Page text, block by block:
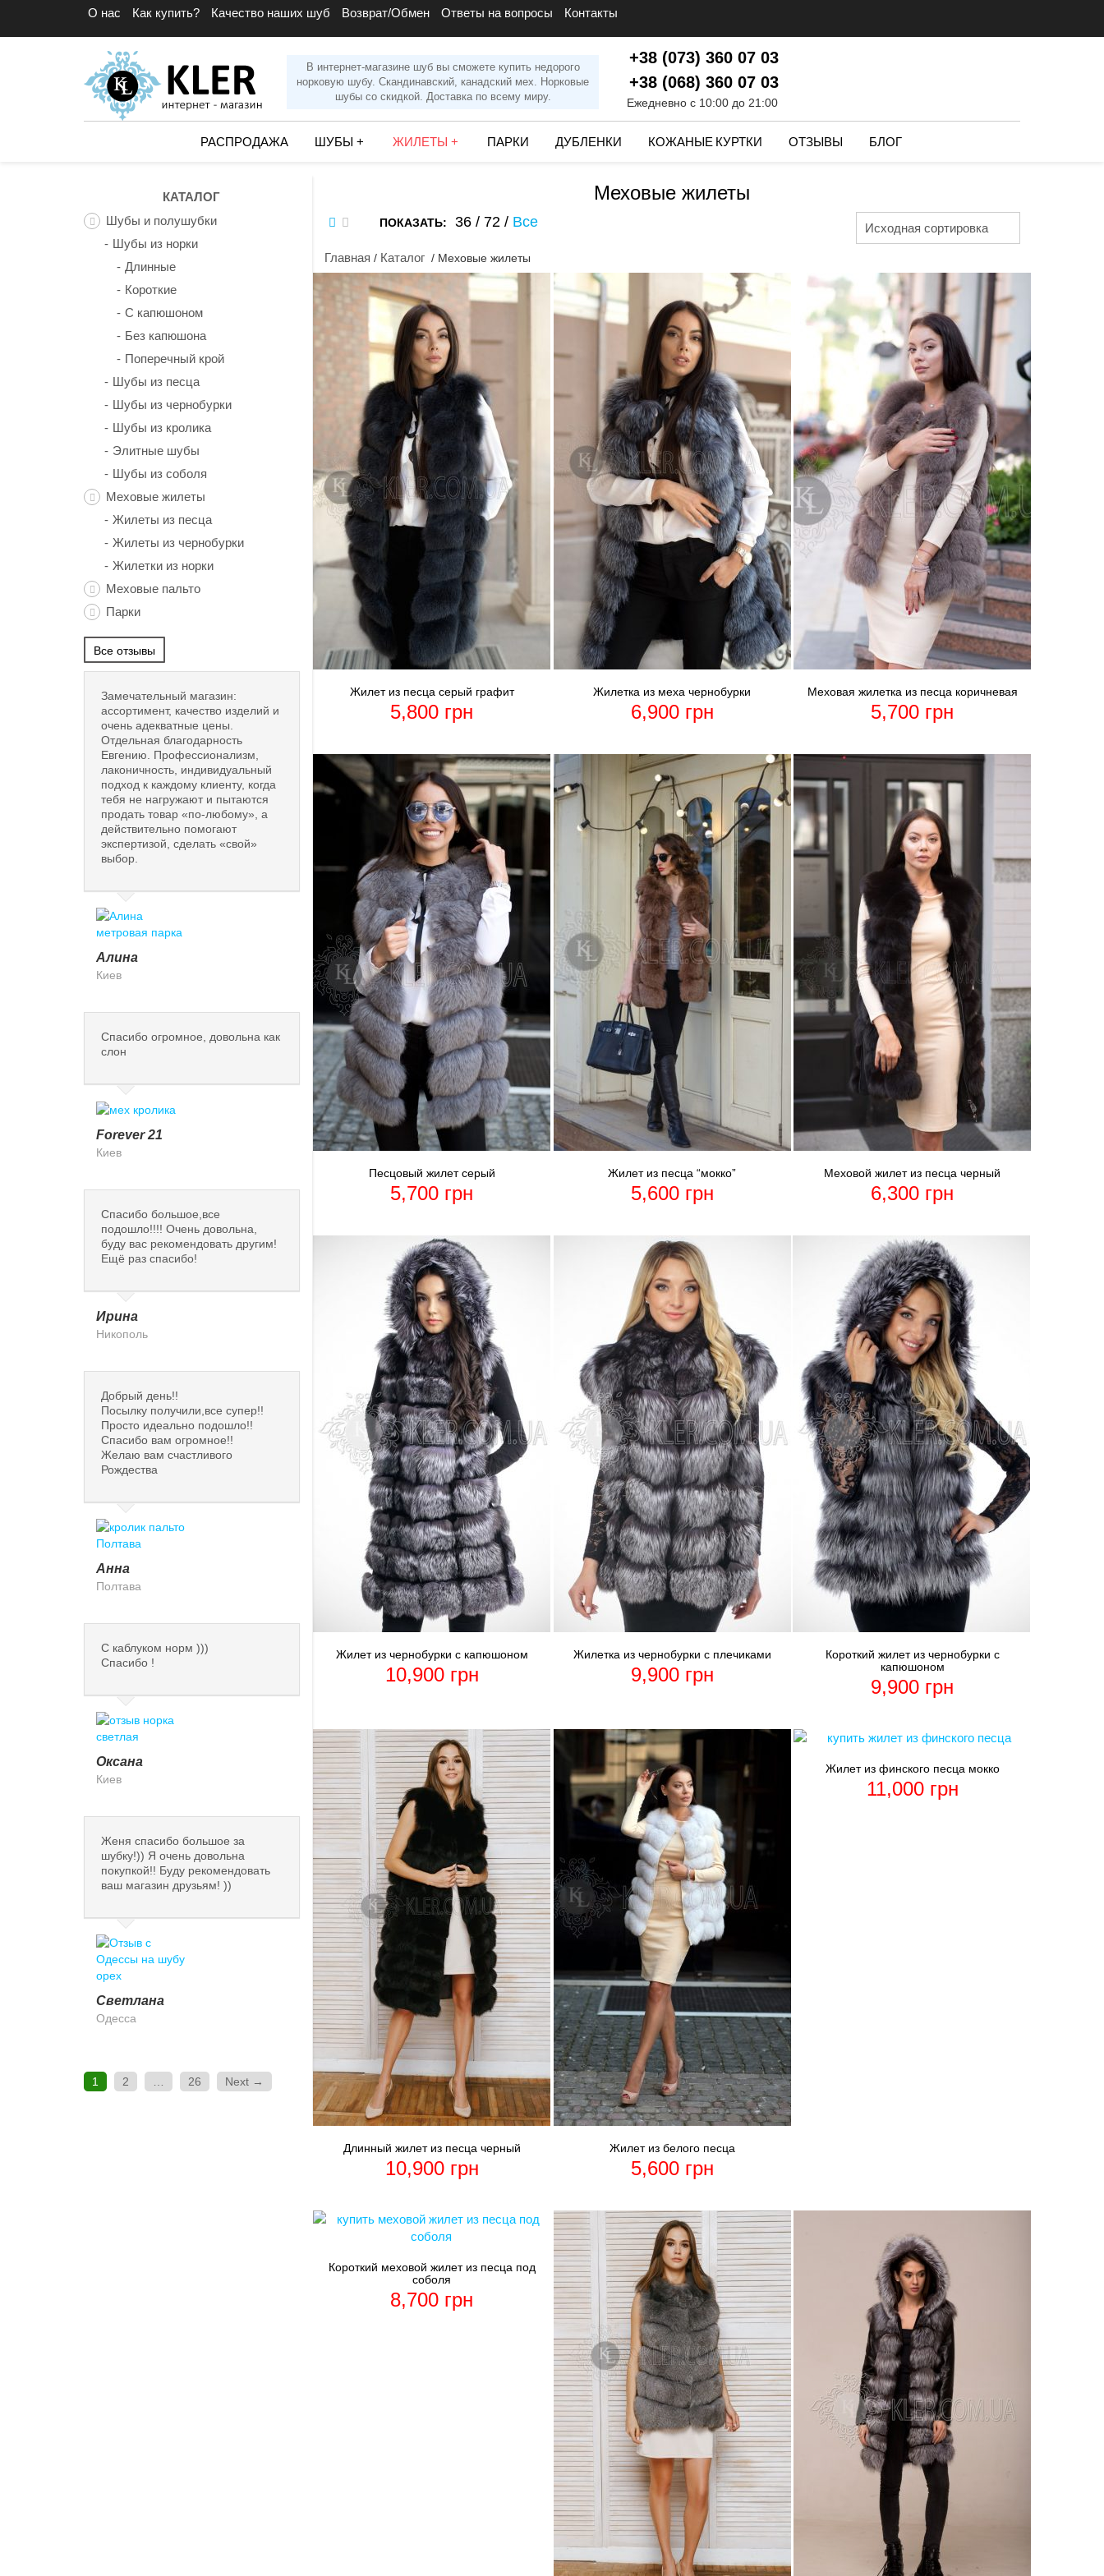
О нас Как купить? Качество наших шуб Возврат/Обмен Ответы на вопросы Контакты
В интернет-магазине шуб вы сможете купить недорого
норковую шубу. Скандинавский, канадский мех. Норковые
шубы со скидкой. Доставка по всему миру.
+38 (073) 360 07 03
+38 (068) 360 07 03
Ежедневно с 10:00 до 21:00
РАСПРОДАЖА ШУБЫ + ЖИЛЕТЫ + ПАРКИ ДУБЛЕНКИ КОЖАНЫЕ КУРТКИ ОТЗЫВЫ БЛОГ
Меховые жилеты
Исходная сортировка
ПОКАЗАТЬ: 36/ 72/ Все
Главная / Каталог/ Меховые жилеты
Жилет из песца серый графит
5,800 грн
Жилетка из меха чернобурки
6,900 грн
Меховая жилетка из песца коричневая
5,700 грн
Песцовый жилет серый
5,700 грн
Жилет из песца “мокко”
5,600 грн
Меховой жилет из песца черный
6,300 грн
Жилет из чернобурки с капюшоном
10,900 грн
Жилетка из чернобурки с плечиками
9,900 грн
Короткий жилет из чернобурки с
капюшоном
9,900 грн
Длинный жилет из песца черный
10,900 грн
Жилет из белого песца
5,600 грн
Жилет из финского песца мокко
11,000 грн
Короткий меховой жилет из песца под
соболя
8,700 грн
КАТАЛОГ
Шубы и полушубки
Шубы из норки
Длинные
Короткие
С капюшоном
Без капюшона
Поперечный крой
Шубы из песца
Шубы из чернобурки
Шубы из кролика
Элитные шубы
Шубы из соболя
Меховые жилеты
Жилеты из песца
Жилеты из чернобурки
Жилетки из норки
Меховые пальто
Парки
Все отзывы
Замечательный магазин:
ассортимент, качество изделий и
очень адекватные цены.
Отдельная благодарность
Евгению. Профессионализм,
лаконичность, индивидуальный
подход к каждому клиенту, когда
тебя не нагружают и пытаются
продать товар «по-любому», а
действительно помогают
экспертизой, сделать «свой»
выбор.
Алина
Киев
Спасибо огромное, довольна как
слон
Forever 21
Киев
Спасибо большое,все
подошло!!!! Очень довольна,
буду вас рекомендовать другим!
Ещё раз спасибо!
Ирина
Никополь
Добрый день!!
Посылку получили,все супер!!
Просто идеально подошло!!
Спасибо вам огромное!!
Желаю вам счастливого
Рождества
Анна
Полтава
С каблуком норм )))
Спасибо !
Оксана
Киев
Женя спасибо большое за
шубку!)) Я очень довольна
покупкой!! Буду рекомендовать
ваш магазин друзьям! ))
Светлана
Одесса
1 2 … 26 Next →